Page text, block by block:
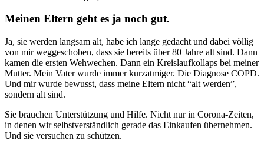
Meinen Eltern geht es ja noch gut.
Ja, sie werden langsam alt, habe ich lange gedacht und dabei völlig
von mir weggeschoben, dass sie bereits über 80 Jahre alt sind. Dann
kamen die ersten Wehwechen. Dann ein Kreislaufkollaps bei meiner
Mutter. Mein Vater wurde immer kurzatmiger. Die Diagnose COPD.
Und mir wurde bewusst, dass meine Eltern nicht “alt werden”,
sondern alt sind.
Sie brauchen Unterstützung und Hilfe. Nicht nur in Corona-Zeiten,
in denen wir selbstverständlich gerade das Einkaufen übernehmen.
Und sie versuchen zu schützen.